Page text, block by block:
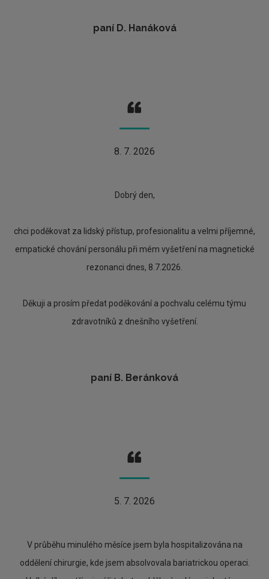
paní D. Hanáková
8. 7. 2026
Dobrý den,
chci poděkovat za lidský přístup, profesionalitu a velmi příjemné,
empatické chování personálu při mém vyšetření na magnetické
rezonanci dnes, 8.7.2026.
Děkuji a prosím předat poděkování a pochvalu celému týmu
zdravotníků z dnešního vyšetření.
paní B. Beránková
5. 7. 2026
V průběhu minulého měsíce jsem byla hospitalizována na
oddělení chirurgie, kde jsem absolvovala bariatrickou operaci.